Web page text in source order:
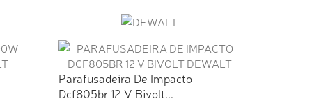
Parafusadeira De Impacto
Dcf805br 12 V Bivolt...